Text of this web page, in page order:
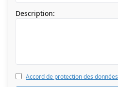
Description:
Accord de protection des données